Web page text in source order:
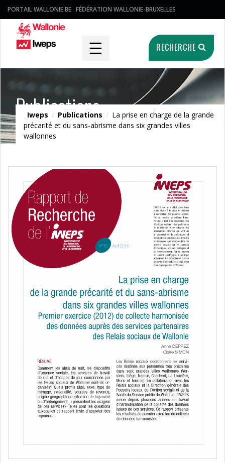
PORTAIL WALLONIE.BE FÉDÉRATION WALLONIE-BRUXELLES
☰ RECHERCHE
Publications
Iweps / Publications / La prise en charge de la grande
précarité et du sans-abrisme dans six grandes villes
wallonnes